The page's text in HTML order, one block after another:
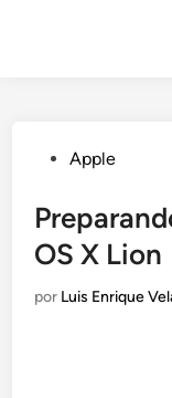
Publicado
Apple
OS X Lion
por Luis Enrique